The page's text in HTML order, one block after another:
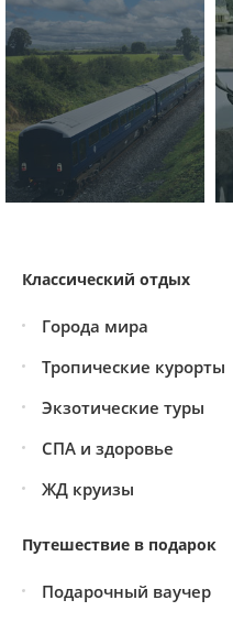
Классический отдых
Города мира
Тропические курорты
Экзотические туры
СПА и здоровье
ЖД круизы
Путешествие в подарок
Подарочный ваучер